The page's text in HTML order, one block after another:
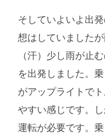
そしていよいよ出
想はしていました
（汗）少し雨が止
を出発しました。
がアップライトで
やすい感じです。
運転が必要です。